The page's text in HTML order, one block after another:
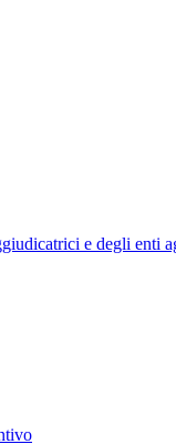
e degli enti